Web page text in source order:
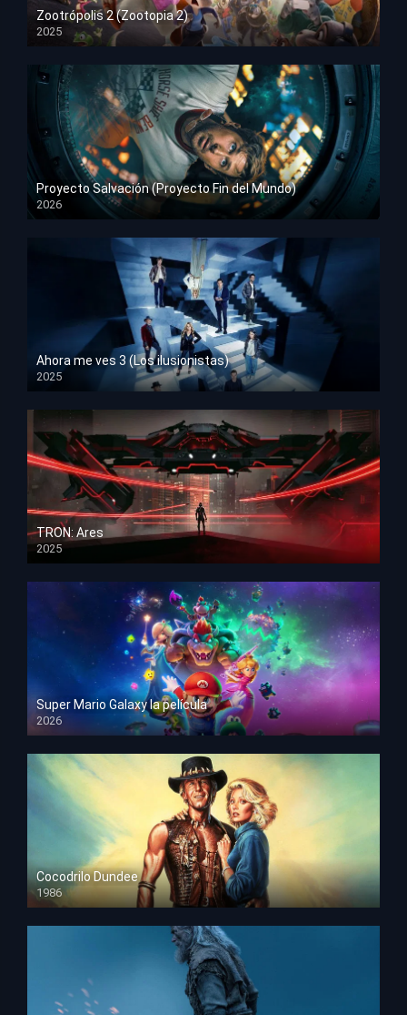
Zootrópolis 2 (Zootopia 2)
2025
HD 1080p
Proyecto Salvación (Proyecto Fin del Mundo)
2026
HD 1080p
Ahora me ves 3 (Los ilusionistas)
2025
HD 1080p
TRON: Ares
2025
HD 1080p
Super Mario Galaxy la película
2026
HD 1080p
Cocodrilo Dundee
1986
HD 1080p